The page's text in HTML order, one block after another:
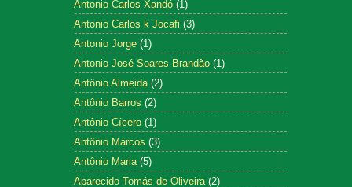
Antonio Carlos Xandó (1)
Antonio Carlos k Jocafi (3)
Antonio Jorge (1)
Antonio José Soares Brandão (1)
Antônio Almeida (2)
Antônio Barros (2)
Antônio Cícero (1)
Antônio Marcos (3)
Antônio Maria (5)
Aparecido Tomás de Oliveira (2)